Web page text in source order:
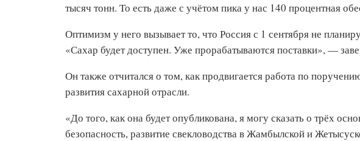
тысяч тонн. То есть даже с учётом пика у нас 140 процентная
Оптимизм у него вызывает то, что Россия с 1 сентября не
«Сахар будет доступен. Уже прорабатываются поставки», —
Он также отчитался о том, как продвигается работа по
развития сахарной отрасли.
«До того, как она будет опубликована, я могу сказать о трёх
безопасность, развитие свекловодства в Жамбылской и